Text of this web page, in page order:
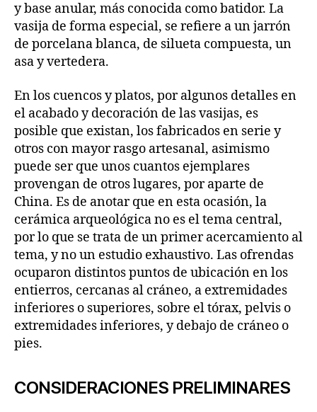
y base anular, más conocida como batidor. La
vasija de forma especial, se refiere a un jarrón
de porcelana blanca, de silueta compuesta, un
asa y vertedera.
En los cuencos y platos, por algunos detalles en
el acabado y decoración de las vasijas, es
posible que existan, los fabricados en serie y
otros con mayor rasgo artesanal, asimismo
puede ser que unos cuantos ejemplares
provengan de otros lugares, por aparte de
China. Es de anotar que en esta ocasión, la
cerámica arqueológica no es el tema central,
por lo que se trata de un primer acercamiento al
tema, y no un estudio exhaustivo. Las ofrendas
ocuparon distintos puntos de ubicación en los
entierros, cercanas al cráneo, a extremidades
inferiores o superiores, sobre el tórax, pelvis o
extremidades inferiores, y debajo de cráneo o
pies.
CONSIDERACIONES PRELIMINARES